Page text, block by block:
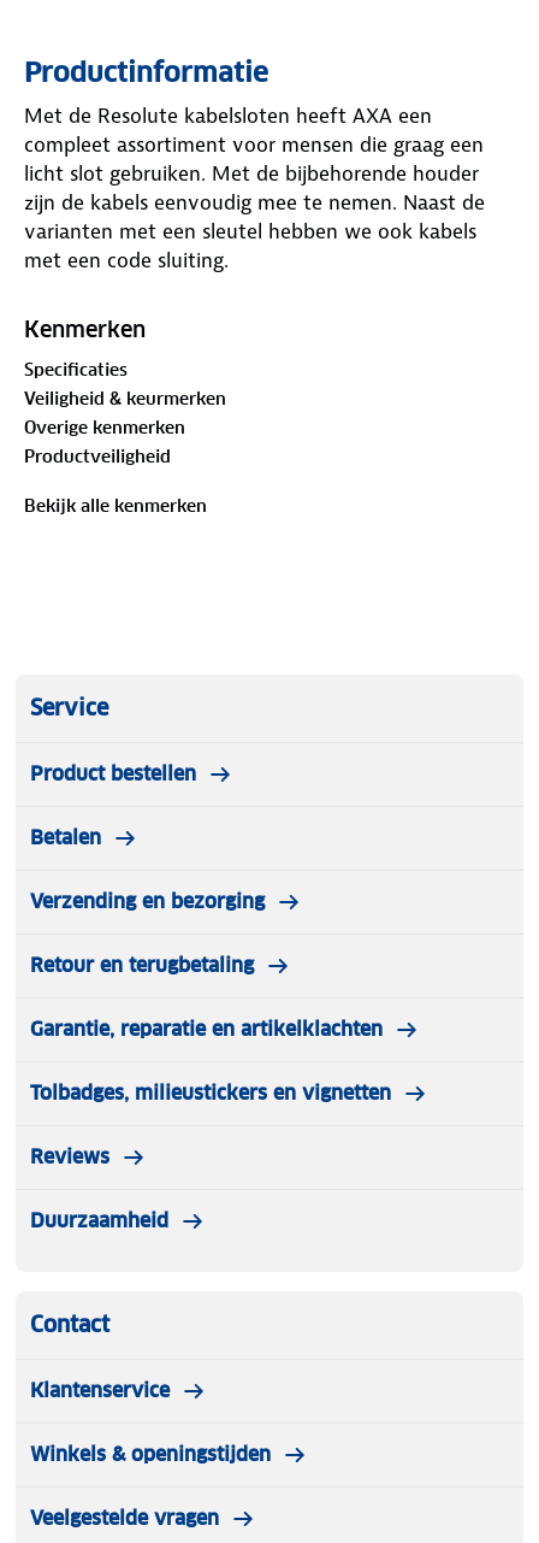
Productinformatie
Met de Resolute kabelsloten heeft AXA een
compleet assortiment voor mensen die graag een
licht slot gebruiken. Met de bijbehorende houder
zijn de kabels eenvoudig mee te nemen. Naast de
varianten met een sleutel hebben we ook kabels
met een code sluiting.
Kenmerken
Specificaties
Veiligheid & keurmerken
Overige kenmerken
Productveiligheid
Bekijk alle kenmerken
Service
Product bestellen
Betalen
Verzending en bezorging
Retour en terugbetaling
Garantie, reparatie en artikelklachten
Tolbadges, milieustickers en vignetten
Reviews
Duurzaamheid
Contact
Klantenservice
Winkels & openingstijden
Veelgestelde vragen